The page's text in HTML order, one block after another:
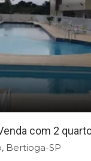
com 2
Bertioga-SP